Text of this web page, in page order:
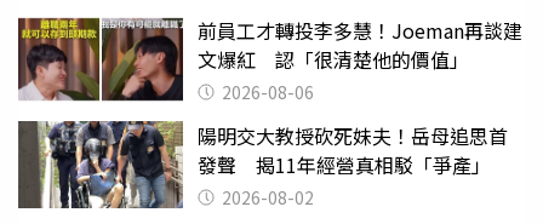
前員工才轉投李多慧！Joeman再談建
文爆紅 認「很清楚他的價值」
2026-08-06
陽明交大教授砍死妹夫！岳母追思首
發聲 揭11年經營真相駁「爭產」
2026-08-02